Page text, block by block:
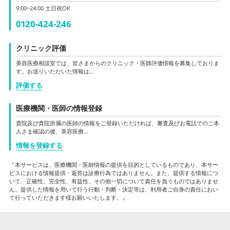
9:00~24:00 土日祝OK
0120-424-246
クリニック評価
美容医療相談室では、皆さまからのクリニック・医師評価情報を募集しておりま
す。お送りいただいた情報は…
評価する
医療機関・医師の情報登録
貴院及び貴院所属の医師の情報をご登録いただければ、審査及びお電話でのご本
人さま確認の後、美容医療…
情報を登録する
『本サービスは、医療機関・医師情報の提供を目的としているものであり、本サー
ビスにおける情報提供・返答は診療行為ではありません。また、提供する情報につ
いて、正確性、完全性、有益性、その他一切について責任を負うものではありませ
ん。提供した情報を用いて行う行動・判断・決定等は、利用者ご自身の責任におい
て行っていただきます様お願いいたします。』